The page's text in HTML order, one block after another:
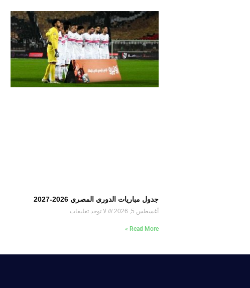
جدول مباريات الدوري المصري 2026-2027
أغسطس 5, 2026 لا توجد تعليقات
Read More »